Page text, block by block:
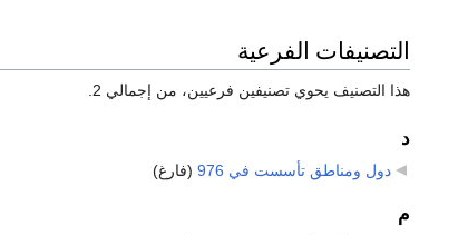
التصنيفات الفرعية
هذا التصنيف يحوي تصنيفين فرعيين، من إجمالي 2.
د
دول ومناطق تأسست في 976 (فارغ)
م